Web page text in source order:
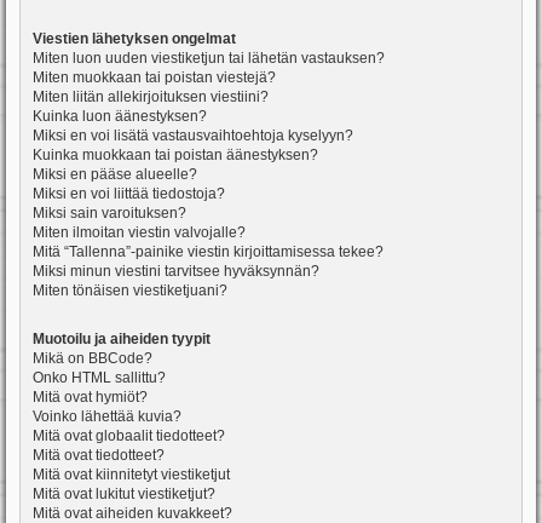
Viestien lähetyksen ongelmat
Miten luon uuden viestiketjun tai lähetän vastauksen?
Miten muokkaan tai poistan viestejä?
Miten liitän allekirjoituksen viestiini?
Kuinka luon äänestyksen?
Miksi en voi lisätä vastausvaihtoehtoja kyselyyn?
Kuinka muokkaan tai poistan äänestyksen?
Miksi en pääse alueelle?
Miksi en voi liittää tiedostoja?
Miksi sain varoituksen?
Miten ilmoitan viestin valvojalle?
Mitä “Tallenna”-painike viestin kirjoittamisessa tekee?
Miksi minun viestini tarvitsee hyväksynnän?
Miten tönäisen viestiketjuani?
Muotoilu ja aiheiden tyypit
Mikä on BBCode?
Onko HTML sallittu?
Mitä ovat hymiöt?
Voinko lähettää kuvia?
Mitä ovat globaalit tiedotteet?
Mitä ovat tiedotteet?
Mitä ovat kiinnitetyt viestiketjut
Mitä ovat lukitut viestiketjut?
Mitä ovat aiheiden kuvakkeet?